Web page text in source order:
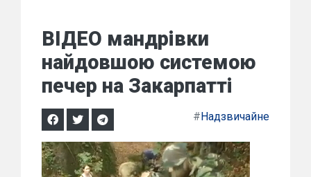
ВІДЕО мандрівки
найдовшою системою
печер на Закарпатті
#Надзвичайне